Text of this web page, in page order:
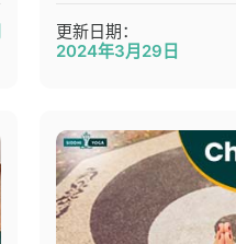
更新日期：
2024年3月29日